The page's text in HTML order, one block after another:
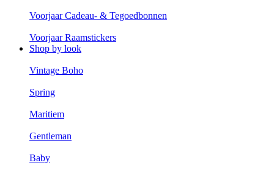
Voorjaar Cadeau- & Tegoedbonnen
Voorjaar Raamstickers
Shop by look
Vintage Boho
Spring
Maritiem
Gentleman
Baby